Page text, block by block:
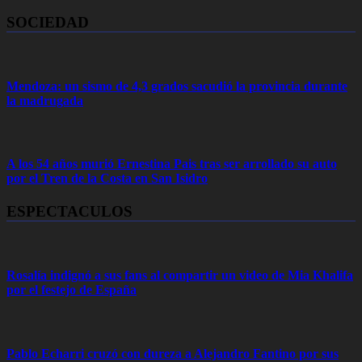
SOCIEDAD
Mendoza: un sismo de 4,3 grados sacudió la provincia durante
la madrugada
A los 54 años murió Ernestina Pais tras ser arrollado su auto
por el Tren de la Costa en San Isidro
ESPECTACULOS
Rosalía indignó a sus fans al compartir un video de Mia Khalifa
por el festejo de España
Pablo Echarri cruzó con dureza a Alejandro Fantino por sus